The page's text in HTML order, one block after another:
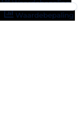
Waardebepaling
Waardebepaling